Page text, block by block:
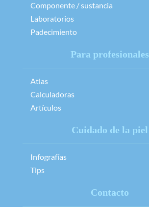
Componente / sustancia
Laboratorios
Padecimiento
Para profesionales
Atlas
Calculadoras
Artículos
Cuidado de la piel
Infografías
Tips
Contacto